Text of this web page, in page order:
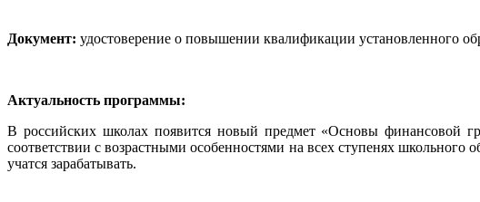
Документ: удостоверение о повышении квалификации установленного
Актуальность программы:
В российских школах появится новый предмет «Основы финансовой
соответствии с возрастными особенностями на всех ступенях
учатся зарабатывать.